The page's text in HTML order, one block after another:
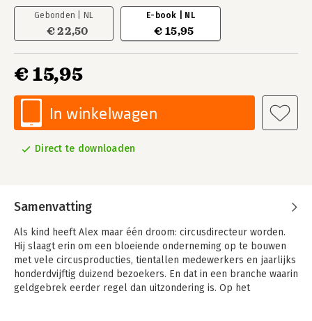
Gebonden | NL
€ 22,50
E-book | NL
€ 15,95
€ 15,95
In winkelwagen
Direct te downloaden
Samenvatting
Als kind heeft Alex maar één droom: circusdirecteur worden.
Hij slaagt erin om een bloeiende onderneming op te bouwen
met vele circusproducties, tientallen medewerkers en jaarlijks
honderdvijftig duizend bezoekers. En dat in een branche waarin
geldgebrek eerder regel dan uitzondering is. Op het